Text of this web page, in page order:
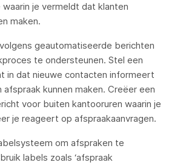
je vermeldt dat klanten
maken.
geautomatiseerde berichten
te ondersteunen. Stel een
in dat nieuwe contacten informeert
kunnen maken. Creëer een
voor buiten kantooruren waarin je
je reageert op afspraakaanvragen.
om afspraken te
labels zoals ‘afspraak